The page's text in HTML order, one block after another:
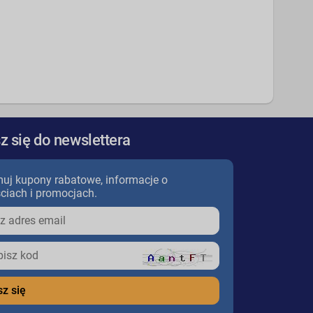
się do newslettera
kupony rabatowe, informacje o
i promocjach.